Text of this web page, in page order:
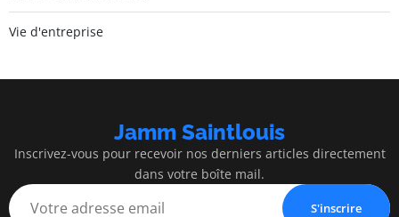
Vie d'entreprise
Jamm Saintlouis
Inscrivez-vous pour recevoir nos derniers articles directement
dans votre boîte mail.
S'inscrire